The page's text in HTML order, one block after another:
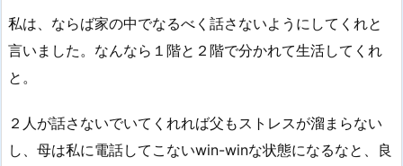
私は、ならば家の中でなるべく話さないようにしてくれと
言いました。なんなら１階と２階で分かれて生活してくれ
と。
２人が話さないでいてくれれば父もストレスが溜まらない
し、母は私に電話してこないwin-winな状態になるなと、良